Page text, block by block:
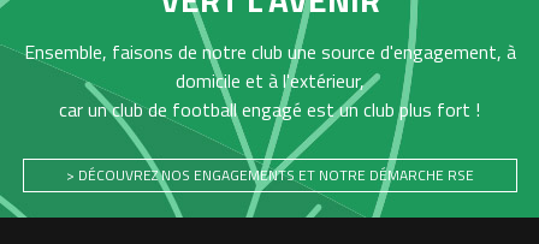
Ensemble, faisons de notre club une source d'engagement, à
domicile et à l'extérieur,
car un club de football engagé est un club plus fort !
> DÉCOUVREZ NOS ENGAGEMENTS ET NOTRE DÉMARCHE RSE